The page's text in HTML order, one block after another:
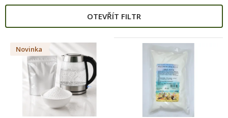
OTEVŘÍT FILTR
Novinka